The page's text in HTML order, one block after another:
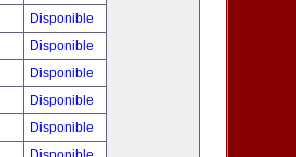
Disponible
Disponible
Disponible
Disponible
Disponible